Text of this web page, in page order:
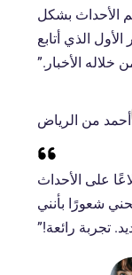
الأحداث بشكل
الذي أتابع
خلاله الأخبار.”
أحمد من الرياض
على الأحداث
شعورًا بأنني
تجربة رائعة!”